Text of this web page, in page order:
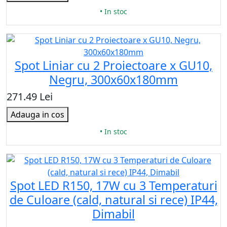
• In stoc
Spot Liniar cu 2 Proiectoare x GU10,
Negru, 300x60x180mm
271.49 Lei
Adauga in cos
• In stoc
Spot LED R150, 17W cu 3 Temperaturi
de Culoare (cald, natural si rece) IP44,
Dimabil